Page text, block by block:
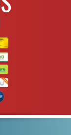
trabajo industrial
mas info
al